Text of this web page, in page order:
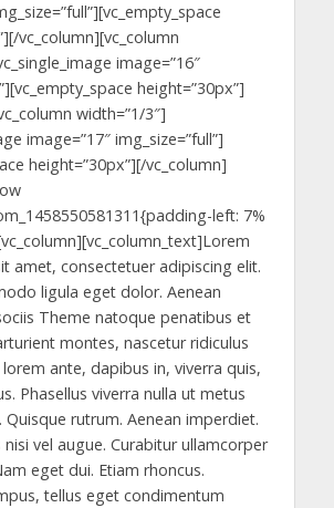
vc_column][vc_column
image=”16″
height=”30px”]
width=”1/3″]
image=”17″ img_size=”full”]
height=”30px”][/vc_column]
left: 7%
amet, consectetuer adipiscing elit.
ligula eget dolor. Aenean
Theme natoque penatibus et
montes, nascetur ridiculus
ante, dapibus in, viverra quis,
Phasellus viverra nulla ut metus
Quisque rutrum. Aenean imperdiet.
nisi vel augue. Curabitur ullamcorper
eget dui. Etiam rhoncus.
tellus eget condimentum